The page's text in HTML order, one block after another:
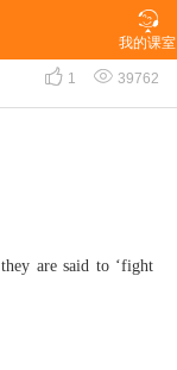

我的课室
吵、打架
 1  39762
are said to ‘fight